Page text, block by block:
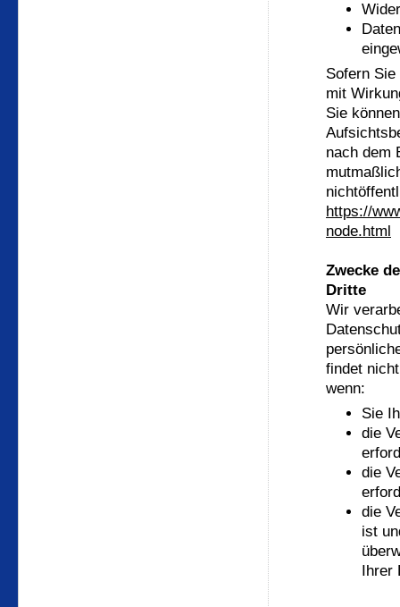
Sofern
mit
Sie
nach dem
https://
node.html
Zwecke
Dritte
Wir
findet
wenn:
Sie
die
die
die
ist
Ihrer